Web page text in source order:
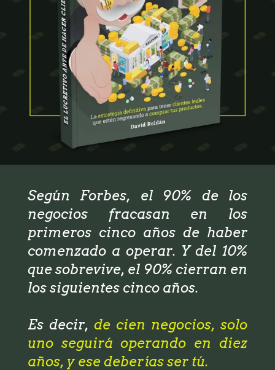
Según Forbes, el 90% de los
negocios fracasan en los
primeros cinco años de haber
comenzado a operar. Y del 10%
que sobrevive, el 90% cierran en
los siguientes cinco años.
Es decir, de cien negocios, solo
uno seguirá operando en diez
años, y ese deberías ser tú.